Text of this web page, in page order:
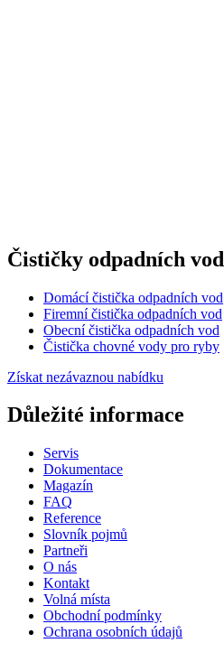
Čističky odpadních vod
Domácí čistička odpadních vod
Firemní čistička odpadních vod
Obecní čistička odpadních vod
Čistička chovné vody pro ryby
Získat nezávaznou nabídku
Důležité informace
Servis
Dokumentace
Magazín
FAQ
Reference
Slovník pojmů
Partneři
O nás
Kontakt
Volná místa
Obchodní podmínky
Ochrana osobních údajů